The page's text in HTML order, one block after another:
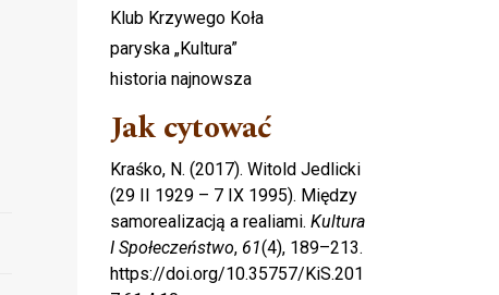
Klub Krzywego Koła
paryska „Kultura”
historia najnowsza
Jak cytować
Kraśko, N. (2017). Witold Jedlicki
(29 II 1929 – 7 IX 1995). Między
samorealizacją a realiami. Kultura
I Społeczeństwo, 61(4), 189–213.
https://doi.org/10.35757/KiS.201